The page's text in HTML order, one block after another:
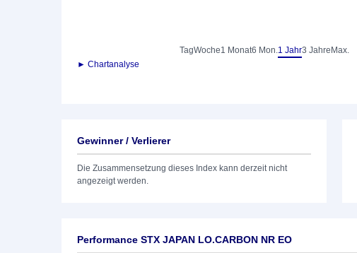
TagWoche1 Monat6 Mon.1 Jahr3 Jahre Max.
► Chartanalyse
Gewinner / Verlierer
Die Zusammensetzung dieses Index kann derzeit nicht
angezeigt werden.
Performance STX JAPAN LO.CARBON NR EO